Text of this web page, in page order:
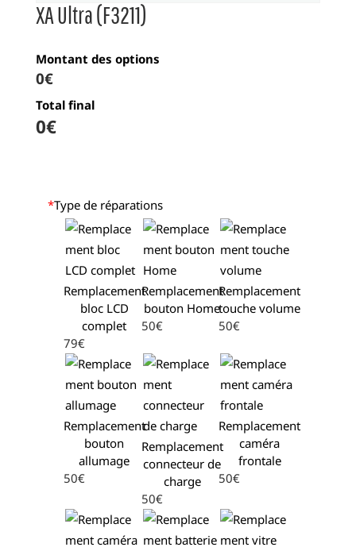
XA Ultra (F3211)
Montant des options
0€
Total final
0€
*Type de réparations
Remplacement
bloc LCD
complet
79€
Remplacement
bouton Home
50€
Remplacement
touche volume
50€
Remplacement
bouton
allumage
50€
Remplacement
connecteur de
charge
50€
Remplacement
caméra
frontale
50€